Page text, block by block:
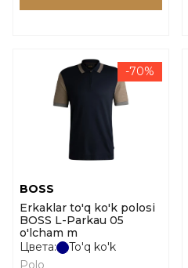
-70%
BOSS
Erkaklar to'q ko'k polosi
BOSS L-Parkau 05
o'lcham m
Цвета:
To'q ko'k
Polo